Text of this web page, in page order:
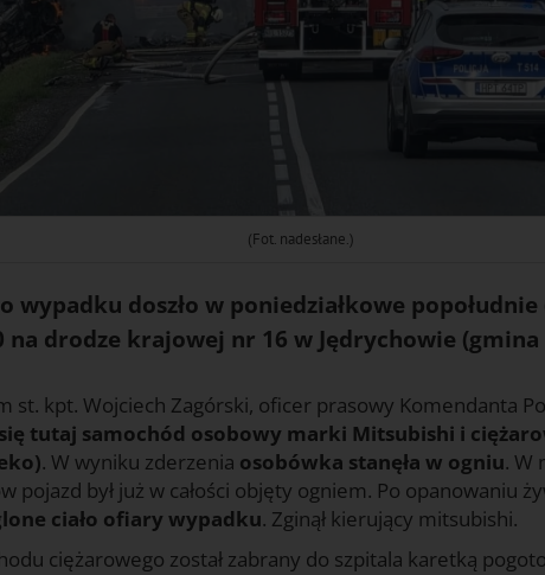
(Fot. nadesłane.)
wypadku doszło w poniedziałkowe popołudnie
na drodze krajowej nr 16 w Jędrychowie (gmina
st. kpt. Wojciech Zagórski, oficer prasowy Komendanta
się tutaj samochód osobowy marki Mitsubishi i
. W wyniku zderzenia osobówka stanęła w ogniu. W
pojazd był już w całości objęty ogniem. Po opanowaniu
ciało ofiary wypadku. Zginął kierujący mitsubishi.
ciężarowego został zabrany do szpitala karetką